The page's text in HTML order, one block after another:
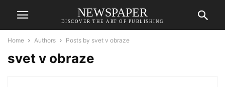
NEWSPAPER
DISCOVER THE ART OF PUBLISHING
Home Authors Posts by svet v obraze
svet v obraze